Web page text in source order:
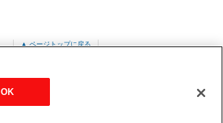
▲ ページトップに戻る
OK